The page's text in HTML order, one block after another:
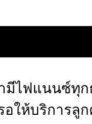
มีไฟแนนซ์ทุ
ให้บริการลู